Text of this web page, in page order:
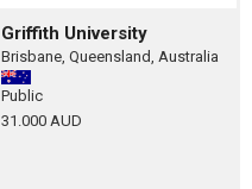
Griffith University
Brisbane, Queensland, Australia
Public
31.000 AUD